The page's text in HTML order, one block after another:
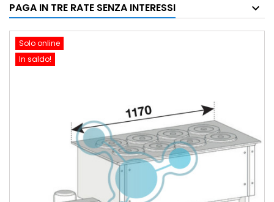
PAGA IN TRE RATE SENZA INTERESSI
Solo online
In saldo!